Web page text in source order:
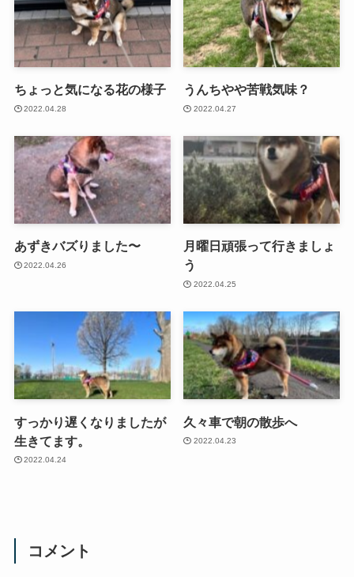
ちょっと気になる花の様子
2022.04.28
うんちやや苦戦気味？
2022.04.27
あずきバズりました〜
2022.04.26
月曜日頑張って行きましょ
う
2022.04.25
すっかり遅くなりましたが
生きてます。
2022.04.24
久々車で朝の散歩へ
2022.04.23
コメント